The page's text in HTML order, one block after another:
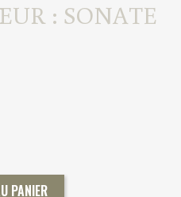
: SONATE
PANIER